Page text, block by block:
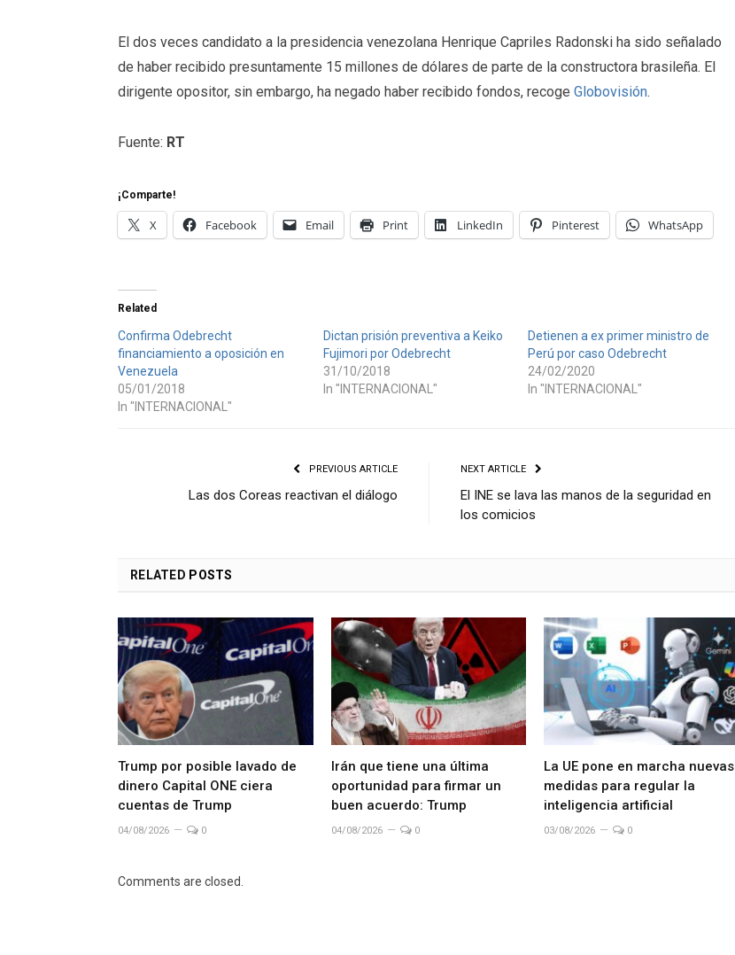
El dos veces candidato a la presidencia venezolana Henrique Capriles Radonski ha sido señalado
de haber recibido presuntamente 15 millones de dólares de parte de la constructora brasileña. El
dirigente opositor, sin embargo, ha negado haber recibido fondos, recoge Globovisión.
Fuente: RT
¡Comparte!
X Facebook Email Print LinkedIn Pinterest WhatsApp
Related
Confirma Odebrecht
financiamiento a oposición en
Venezuela
05/01/2018
In "INTERNACIONAL"
Dictan prisión preventiva a Keiko
Fujimori por Odebrecht
31/10/2018
In "INTERNACIONAL"
Detienen a ex primer ministro de
Perú por caso Odebrecht
24/02/2020
In "INTERNACIONAL"
PREVIOUS ARTICLE
Las dos Coreas reactivan el diálogo
NEXT ARTICLE
El INE se lava las manos de la seguridad en
los comicios
RELATED POSTS
Trump por posible lavado de
dinero Capital ONE ciera
cuentas de Trump
04/08/2026 0
Irán que tiene una última
oportunidad para firmar un
buen acuerdo: Trump
04/08/2026 0
La UE pone en marcha nuevas
medidas para regular la
inteligencia artificial
03/08/2026 0
Comments are closed.